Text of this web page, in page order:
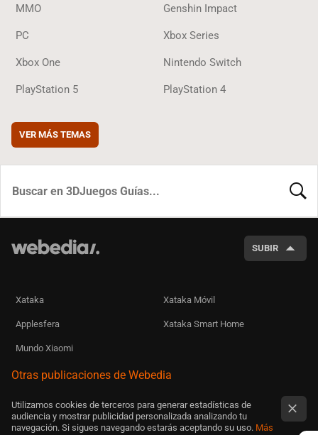
MMO Genshin Impact
PC Xbox Series
Xbox One Nintendo Switch
PlayStation 5 PlayStation 4
VER MÁS TEMAS
SUBIR
Xataka Xataka Móvil
Applesfera Xataka Smart Home
Mundo Xiaomi
Otras publicaciones de Webedia
Utilizamos cookies de terceros para generar estadísticas de
audiencia y mostrar publicidad personalizada analizando tu
navegación. Si sigues navegando estarás aceptando su uso. Más